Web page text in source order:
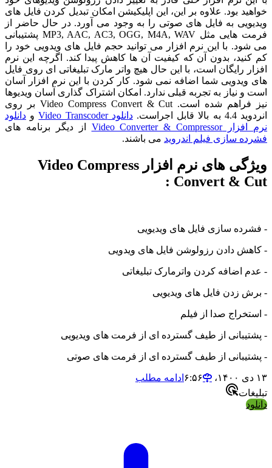
خواهید بود. علاوه بر این، این اپلیکیشن امکان تبدیل کردن فایل های
ویدیویی به فایل های صوتی را به وجود می آورد. در حال حاضر از
فرمت هایی مثل MP3, AAC, AC3, OGG, M4A, WAV پشتیبانی
می شود. با این نرم افزار می توانید حجم فایل های ویدویی خود را
کم کنید، بدون آن که کیفیت آن ها کاهش پیدا کند. اگرچه این نرم
افزار رایگان است، با این حال هیچ واتر مارک تبلیغاتی ای روی فایل
های ویدویی شما اضافه نمی شود. کار کردن با این نرم افزار آسان
است و نیاز به تجربه قبلی ندارد. امکان اشتراک گذاری آسان ویدیوها
نیز فراهم شده است. Video Compress Convert & Cut بر روی
انردوید 4.4 به بالا قابل اجراست.
دانلود Video Transcoder و دانلود
نرم افزار Video Converter & Compressor
از دیگر برنامه های
فشرده سازی فیلم اندروید می باشند.
ویژگی های نرم افزار Video Compress
Convert & Cut :
- فشرده سازی فایل های ویدیویی
- کاهش دادن رزولوشن فایل های ویدویی
- عدم اضافه کردن واترمارک تبلیغاتی
- برش زدن فایل های ویدیویی
- استخراج صدا از فیلم
- پشتیبانی از طیف گسترده ای از فرمت های ویدیویی
- پشتیبانی از طیف گسترده ای از فرمت های صوتی
۱۳ دی ۱۴۰۰،‏ ۶:۵۶
ادامه مطلب
تبلیغات
دانلود